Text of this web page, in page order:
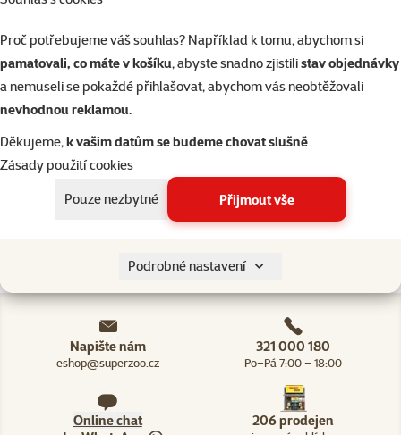
Proč potřebujeme váš souhlas? Například k tomu, abychom si
pamatovali, co máte v košíku, abyste snadno zjistilistav objednávky
a nemuseli se pokaždé přihlašovat, abychom vás neobtěžovali
nevhodnou reklamou.
Děkujeme,k vašim datům se budeme chovat slušně.
Zásady použití cookies
Pouze nezbytné
Přijmout vše
Podrobné nastavení
Fresh & Clear
menší
Původní cena
665 Kč
Cena
399 Kč
Sleva
-40 %
💥 Výprodej
Nedostupné
Napište nám
eshop@superzoo.cz
321 000 180
Po–Pá 7:00 – 18:00
Online chat
206 prodejen